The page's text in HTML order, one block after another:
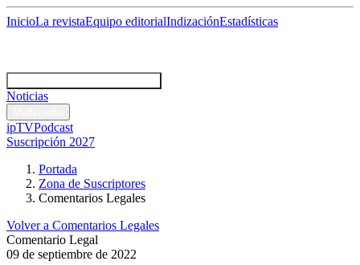
InicioLa revistaEquipo editorialIndizaciónEstadísticas
Noticias
ipTVPodcast
Suscripción 2027
Portada
Zona de Suscriptores
Comentarios Legales
Volver a Comentarios Legales
Comentario Legal
09 de septiembre de 2022